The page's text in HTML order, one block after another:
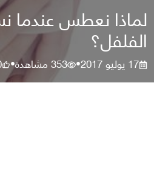
لماذا نعطس عندما
الفلفل؟
17 يوليو 2017 •
353مشاهدة•